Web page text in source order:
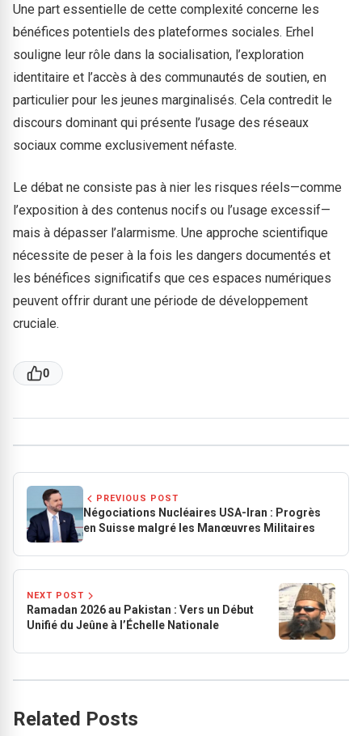
Une part essentielle de cette complexité concerne les
bénéfices potentiels des plateformes sociales. Erhel
souligne leur rôle dans la socialisation, l’exploration
identitaire et l’accès à des communautés de soutien, en
particulier pour les jeunes marginalisés. Cela contredit le
discours dominant qui présente l’usage des réseaux
sociaux comme exclusivement néfaste.
Le débat ne consiste pas à nier les risques réels—comme
l’exposition à des contenus nocifs ou l’usage excessif—
mais à dépasser l’alarmisme. Une approche scientifique
nécessite de peser à la fois les dangers documentés et
les bénéfices significatifs que ces espaces numériques
peuvent offrir durant une période de développement
cruciale.
0
PREVIOUS POST
Négociations Nucléaires USA-Iran : Progrès
en Suisse malgré les Manœuvres Militaires
NEXT POST
Ramadan 2026 au Pakistan : Vers un Début
Unifié du Jeûne à l’Échelle Nationale
Related Posts